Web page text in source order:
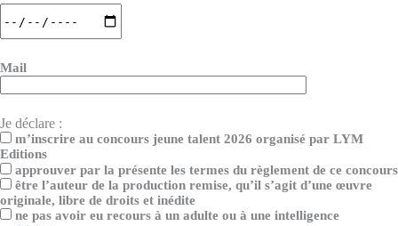
Mail
Je déclare :
m’inscrire au concours jeune talent 2026 organisé par LYM
Editions
approuver par la présente les termes du règlement de ce concours
être l’auteur de la production remise, qu’il s’agit d’une œuvre
originale, libre de droits et inédite
ne pas avoir eu recours à un adulte ou à une intelligence